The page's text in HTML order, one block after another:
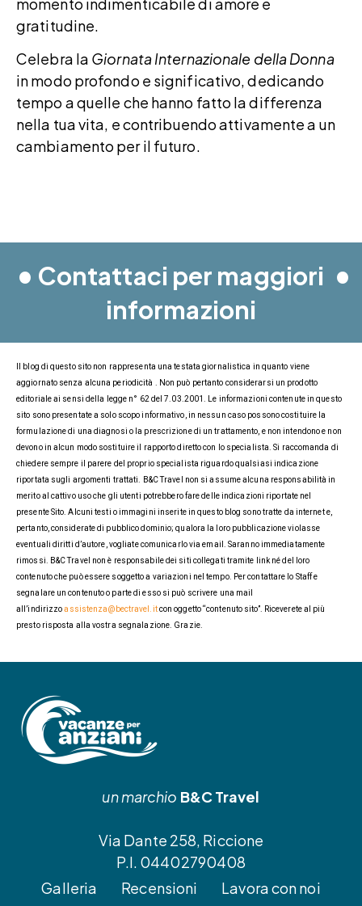
gratitudine.
Celebra la Giornata Internazionale della Donna
in modo profondo e significativo, dedicando
tempo a quelle che hanno fatto la differenza
nella tua vita, e contribuendo attivamente a un
cambiamento per il futuro.
• Contattaci per maggiori
informazioni
•
Il blog di questo sito non rappresenta una testata giornalistica in quanto viene
aggiornato senza alcuna periodicità . Non può pertanto considerarsi un prodotto
editoriale ai sensi della legge n° 62 del 7.03.2001. Le informazioni contenute in questo
sito sono presentate a solo scopo informativo, in nessun caso possono costituire la
formulazione di una diagnosi o la prescrizione di un trattamento, e non intendono e non
devono in alcun modo sostituire il rapporto diretto con lo specialista. Si raccomanda di
chiedere sempre il parere del proprio specialista riguardo qualsiasi indicazione
riportata sugli argomenti trattati. B&C Travel non si assume alcuna responsabilità in
merito al cattivo uso che gli utenti potrebbero fare delle indicazioni riportate nel
presente Sito. Alcuni testi o immagini inserite in questo blog sono tratte da internet e,
pertanto, considerate di pubblico dominio; qualora la loro pubblicazione violasse
eventuali diritti d’autore, vogliate comunicarlo via email. Saranno immediatamente
rimossi. B&C Travel non è responsabile dei siti collegati tramite link né del loro
contenuto che può essere soggetto a variazioni nel tempo. Per contattare lo Staff e
segnalare un contenuto o parte di esso si può scrivere una mail
all’indirizzoassistenza@bectravel.itcon oggetto “contenuto sito”. Riceverete al più
presto risposta alla vostra segnalazione. Grazie.
un marchio B&C Travel
Via Dante 258, Riccione
P.I. 04402790408
Galleria
Recensioni Lavora con noi